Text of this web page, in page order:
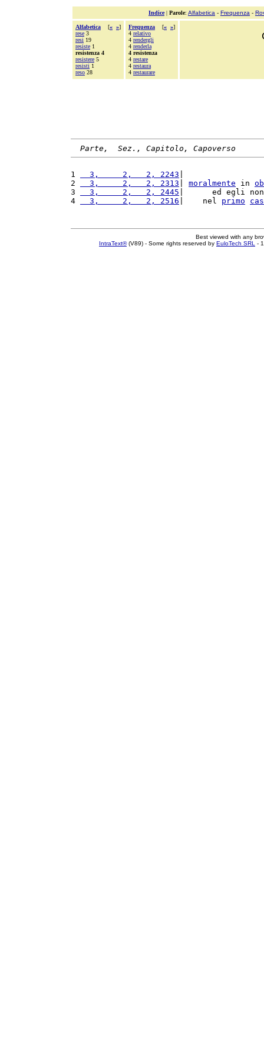
Indice| Parole: Alfabetica - Frequenza -
Alfabetica [« »]
rese 3
resi 19
resiste 1
resistenza 4
resistere 5
resisti 1
reso 28
Frequenza [« »]
4 relativo
4 rendergli
4 renderla
4 resistenza
4 restare
4 restaura
4 restaurare
Parte,  Sez., Capitolo, Capoverso
1
  3,     2,   2, 2243
2
  3,     2,   2, 2313
moralmente in
3
  3,     2,   2, 2445
|      ed egli
4
  3,     2,   2, 2516
|    nel primo
Best viewed with any
IntraText®(V89) - Some rights reserved by EuloTech SRL -